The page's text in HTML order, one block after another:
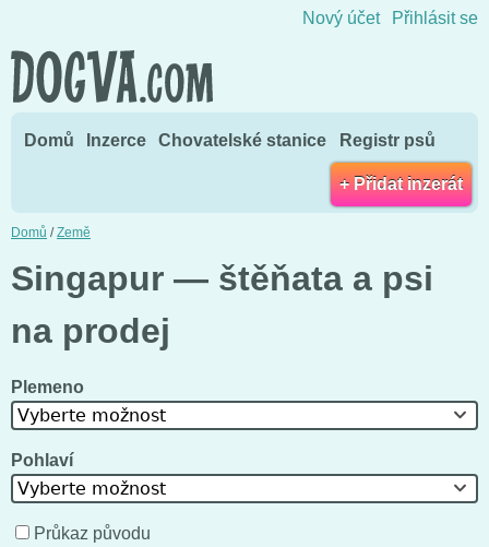
Nový účet Přihlásit se
Domů Inzerce Chovatelské stanice Registr psů
+ Přidat inzerát
Domů /Země
Singapur — štěňata a psi
na prodej
Plemeno
Vyberte možnost
Pohlaví
Vyberte možnost
Průkaz původu